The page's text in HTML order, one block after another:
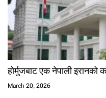
होर्मुजबाट एक नेपाली इरानको
March 20, 2026